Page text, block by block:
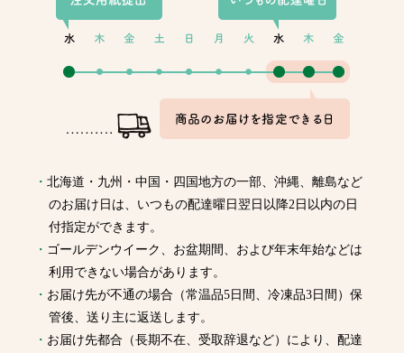
北海道・九州・中国・四国地方の一部、沖縄、離島など
のお届け日は、いつもの配達曜日翌日以降2日以内の日
付指定ができます。
ゴールデンウイーク、お盆期間、および年末年始などは
利用できない場合があります。
お届け先が不通の場合（常温品5日間、冷凍品3日間）保
管後、送り主に返送します。
お届け先都合（長期不在、受取辞退など）により、配達